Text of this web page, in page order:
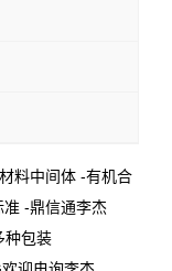
料中间体 -有机合
-鼎信通李杰
种包装